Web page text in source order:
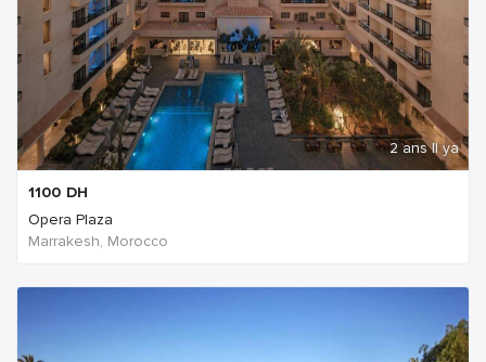
2 ans Il ya
1100 DH
Opera Plaza
Marrakesh, Morocco